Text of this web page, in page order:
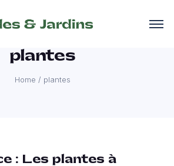
plantes
Home / plantes
: Les plantes à